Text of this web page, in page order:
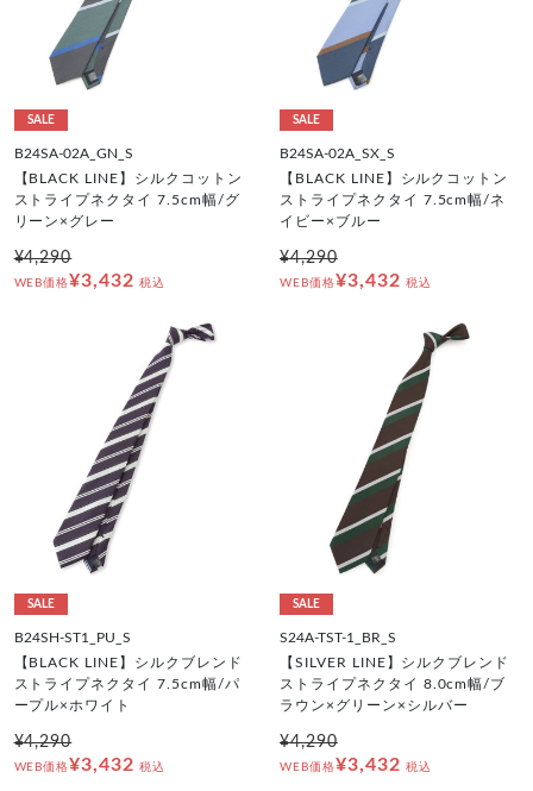
SALE
B24SA-02A_GN_S
【BLACK LINE】シルクコットン
ストライプネクタイ 7.5cm幅/グ
リーン×グレー
¥4,290
WEB価格¥3,432 税込
SALE
B24SA-02A_SX_S
【BLACK LINE】シルクコットン
ストライプネクタイ 7.5cm幅/ネ
イビー×ブルー
¥4,290
WEB価格¥3,432 税込
SALE
B24SH-ST1_PU_S
【BLACK LINE】シルクブレンド
ストライプネクタイ 7.5cm幅/パ
ープル×ホワイト
¥4,290
WEB価格¥3,432 税込
SALE
S24A-TST-1_BR_S
【SILVER LINE】シルクブレンド
ストライプネクタイ 8.0cm幅/ブ
ラウン×グリーン×シルバー
¥4,290
WEB価格¥3,432 税込